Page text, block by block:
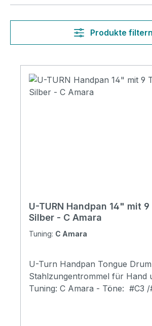
Produkte filtern
U-TURN Handpan 14" mit
Silber - C Amara
Tuning: C Amara
U-Turn Handpan Tongue
Stahlzungentrommel für Hand
Tuning: C Amara - Töne: #C3 /